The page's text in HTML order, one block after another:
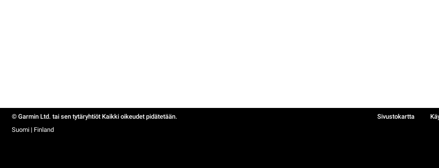
© Garmin Ltd. tai sen tytäryhtiöt Kaikki oikeudet pidätetään. Sivustokartta
Suomi | Finland